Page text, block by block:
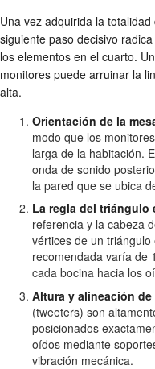
Una vez adquirida la
siguiente paso decisivo
los elementos en el cuarto.
monitores puede arruinar la
alta.
Orientación de la
modo que los
larga de la habitación.
onda de sonido
la pared que se ubica
La regla del triángulo
referencia y la cabeza
vértices de un
recomendada varía de
cada bocina hacia los
Altura y alineación
(tweeters) son
posicionados
oídos mediante
vibración mecánica.